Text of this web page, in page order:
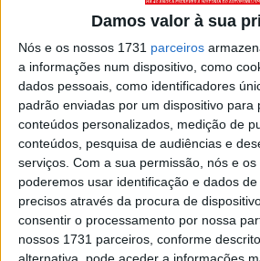
Damos valor à sua
Nós e os nossos 1731 parceiros
a informações num dispositivo, como
dados pessoais, como identificadores
padrão enviadas por um dispositivo para
conteúdos personalizados, medição de
conteúdos, pesquisa de audiências e
serviços. Com a sua permissão, nós e
poderemos usar identificação e dados
precisos através da procura de
consentir o processamento por nossa
nossos 1731 parceiros, conforme
Ainda não tem registo no Autosport?
Sobre
Especialistas em automóveis,
motorizados há 48 anos.